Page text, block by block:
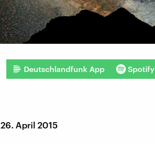
Deutschlandfunk App Spotify
26. April 2015